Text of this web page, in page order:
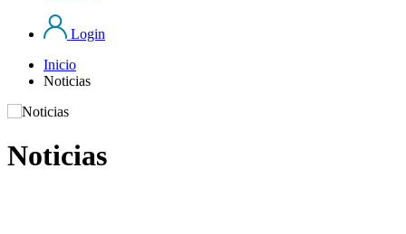
Login
Inicio
Noticias
Noticias